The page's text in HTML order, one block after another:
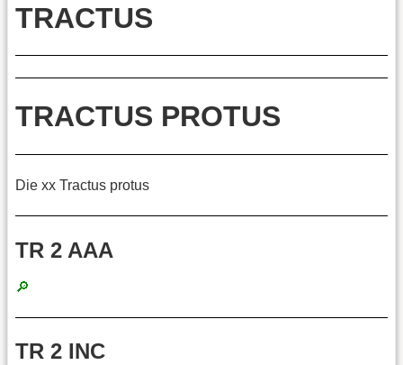
TRACTUS
TRACTUS PROTUS
Die xx Tractus protus
TR 2 AAA
🔎
TR 2 INC